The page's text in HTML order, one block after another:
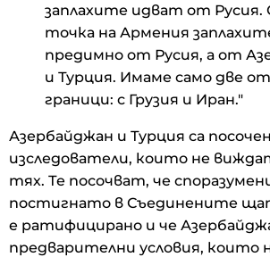
заплахите идват от Русия.
точка на Армения
предимно от Русия, а от
и Турция. Имаме само две
граници: с Грузия и Иран."
Азербайджан и Турция са
изследователи, които не
тях. Те посочват, че
постигнато в Съединените
е ратифицирано и че
предварителни условия, които